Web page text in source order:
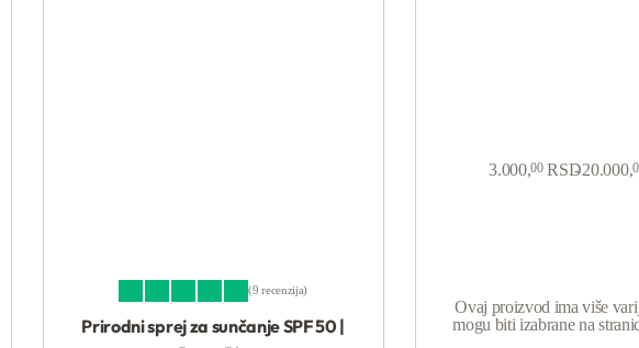
9 recenzija
Prirodni sprej za sunčanje SPF 50 |
3.000,00 RSD20.000,
Ovaj proizvod ima više
mogu biti izabrane na